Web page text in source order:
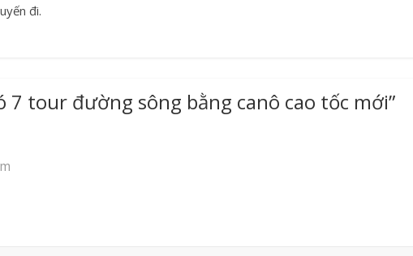
đi.
7 tour đường sông bằng canô cao tốc mới”